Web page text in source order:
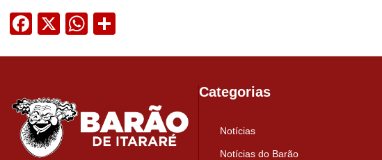
Facebook
X WhatsApp
Categorias
Notícias
Notícias do Barão